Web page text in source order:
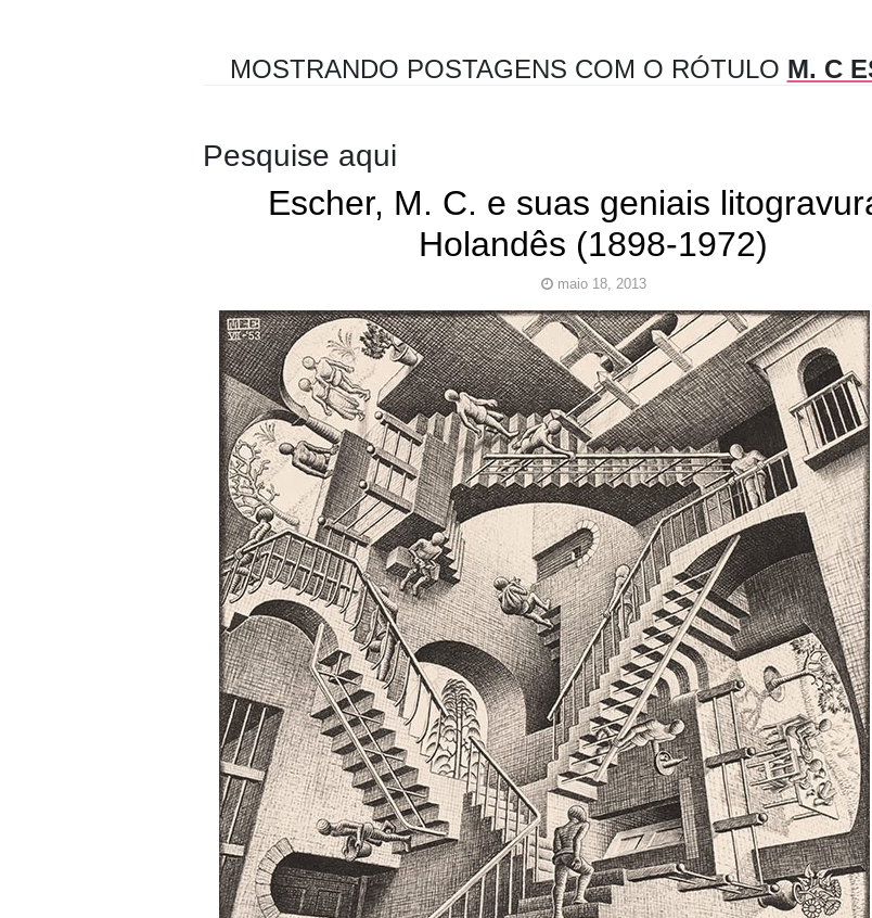
MOSTRANDO POSTAGENS COM O RÓTULO M. C
Pesquise aqui
Escher, M. C. e suas geniais
Holandês (1898-1972)
maio 18, 2013
Holandês Litogravuras M. C Escher